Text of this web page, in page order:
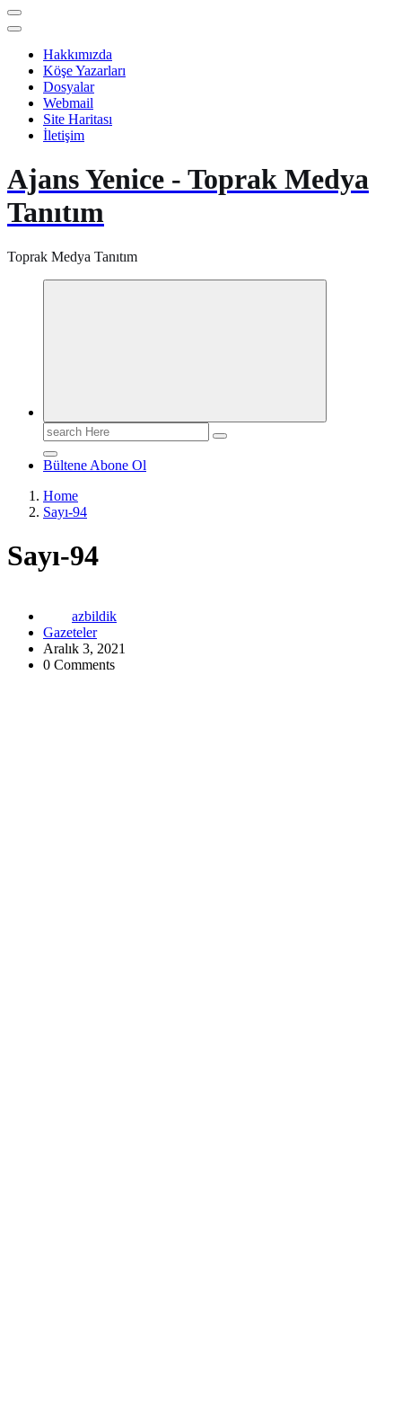
Hakkımızda
Köşe Yazarları
Dosyalar
Webmail
Site Haritası
İletişim
Ajans Yenice - Toprak Medya
Tanıtım
Toprak Medya Tanıtım
Search
for:
Bültene Abone Ol
Home
Sayı-94
Sayı-94
azbildik
Gazeteler
Aralık 3, 2021
0 Comments